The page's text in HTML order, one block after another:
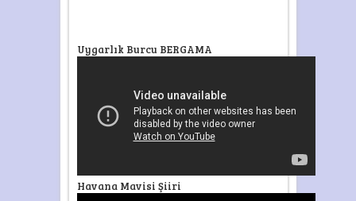
Uygarlık Burcu BERGAMA
Havana Mavisi Şiiri